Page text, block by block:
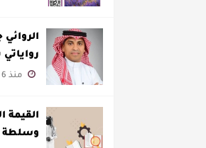
رواياتي
منذ 6 أيام
القيمة
وسلطة